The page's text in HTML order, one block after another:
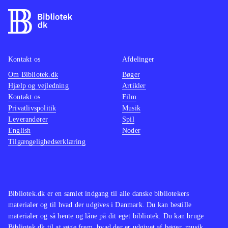
mange måder om "Tekken"-spillene,
og er et kvalificeret alternativ
denne legendariske PS2 klassiker i
visuel forbedret udgave eller om man
er helt grøn, er spiloplevelsen i top,
og der er flere timers underholdning i
kamp med sine venner eller one-
player
Bibliotek.dk er en samlet indgang til alle danske bibliotekers
materialer og til hvad der udgives i Danmark. Du kan bestille
materialer og så hente og låne på dit eget bibliotek. Du kan bruge
Kontakt os
Om Bibliotek.dk
Hjælp og vejledning
Kontakt os
Privatlivspolitik
Leverandører
English
Tilgængelighedserklæring
Afdelinger
Bøger
Artikler
Film
Musik
Spil
Noder